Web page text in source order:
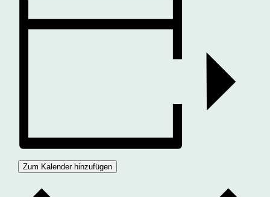
Zum Kalender hinzufügen